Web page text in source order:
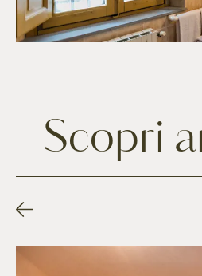
Scopri